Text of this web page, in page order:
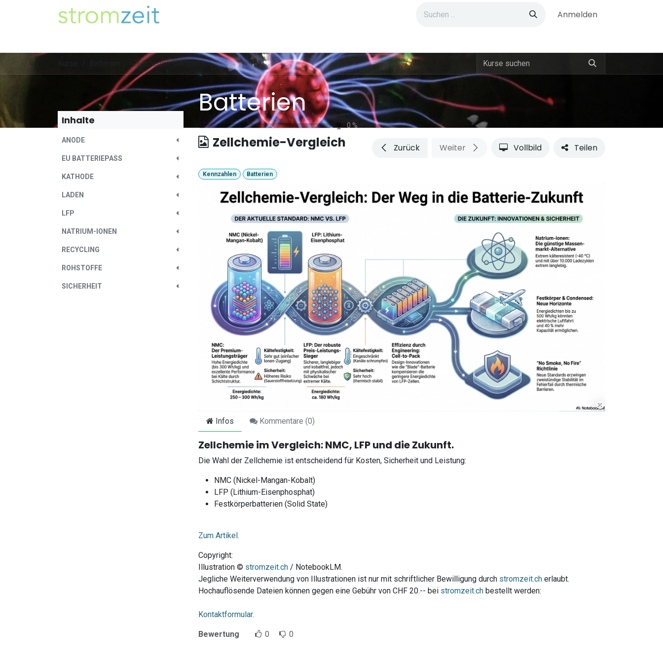
Zum Inhalt springen
Anmelden
Zellchemie-Vergleich
Batterien
0 %
Inhalte
ANODE
EU BATTERIEPASS
KATHODE
LADEN
LFP
NATRIUM-IONEN
RECYCLING
ROHSTOFFE
SICHERHEIT
Zellchemie-Vergleich Zurück Weiter Vollbild Teilen
Kennzahlen Batterien
Infos Kommentare (0)
Zellchemie im Vergleich: NMC, LFP und die Zukunft.
Die Wahl der Zellchemie ist entscheidend für Kosten, Sicherheit und Leistung:
NMC (Nickel-Mangan-Kobalt)
LFP (Lithium-Eisenphosphat)
Festkörperbatterien (Solid State)
Zum Artikel.
Copyright:
Illustration © stromzeit.ch / NotebookLM.
Jegliche Weiterverwendung von Illustrationen ist nur mit schriftlicher Bewilligung durch stromzeit.ch erlaubt.
Hochauflösende Dateien können gegen eine Gebühr von CHF 20.-- bei stromzeit.ch bestellt werden:
Kontaktformular.
Bewertung 0 0